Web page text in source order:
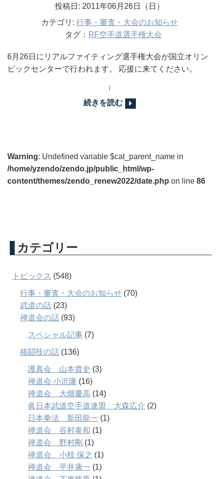
投稿日: 2011年06月26日（日）
カテゴリ: 行事・審査・大会のお知らせ
タグ： RF空手道選手権大会
6月26日にリアルファイティング選手権大会が国立オリン
ピックセンターで行われます。 応援に来てください。
続きを読む
Warning: Undefined variable $cat_parent_name in
/home/yzendo/zendo.jp/public_html/wp-
content/themes/zendo_renew2022/date.php on line 86
カテゴリー
トピックス (548)
行事・審査・大会のお知らせ (70)
武道の話 (23)
禅道会の話 (93)
スペシャル記事 (7)
格闘技の話 (136)
護真会 山本貴史 (3)
禅道会 小沢隆 (16)
禅道会 大畑慶高 (14)
眞日本武道空手道連盟 大森広介 (2)
日本拳法 新田龍一 (1)
禅道会 谷村泰和 (1)
禅道会 野村剛 (1)
禅道会 小枝 保之 (1)
禅道会 平井康一 (1)